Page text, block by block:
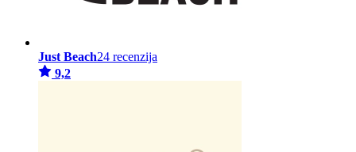
Just Beach24 recenzija
9,2